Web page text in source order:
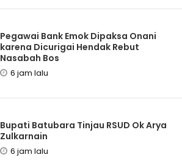
Pegawai Bank Emok Dipaksa Onani
karena Dicurigai Hendak Rebut
Nasabah Bos
6 jam lalu
Bupati Batubara Tinjau RSUD Ok Arya
Zulkarnain
6 jam lalu